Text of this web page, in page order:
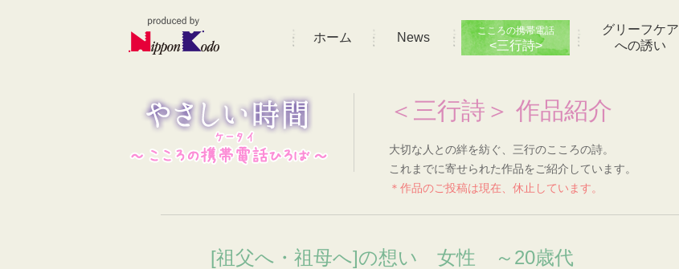
ホーム News こころの携帯電話
<三行詩>
グリーフケア
への誘い
＜三行詩＞ 作品紹介
大切な人との絆を紡ぐ、三行のこころの詩。
これまでに寄せられた作品をご紹介しています。
＊作品のご投稿は現在、休止しています。
[祖父へ・祖母へ]の想い 女性 ～20歳代